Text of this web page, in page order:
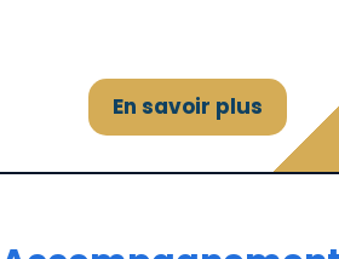
En savoir plus